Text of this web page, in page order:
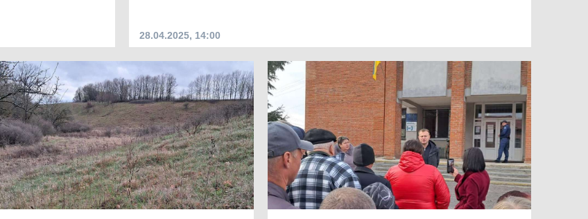
28.04.2025, 14:00